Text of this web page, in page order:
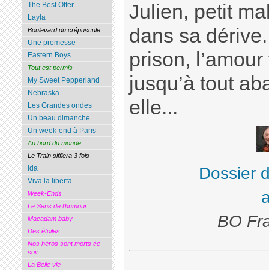
Julien, petit
dans sa
prison,
jusqu’à tout
elle...
Dossier
BO
The Best Offer
Layla
Boulevard du crépuscule
Une promesse
Eastern Boys
Tout est permis
My Sweet Pepperland
Nebraska
Les Grandes ondes
Un beau dimanche
Un week-end à Paris
Au bord du monde
Le Train sifflera 3 fois
Ida
Viva la liberta
Week-Ends
Le Sens de l’humour
Macadam baby
Des étoiles
Nos héros sont morts ce
soir
La Belle vie